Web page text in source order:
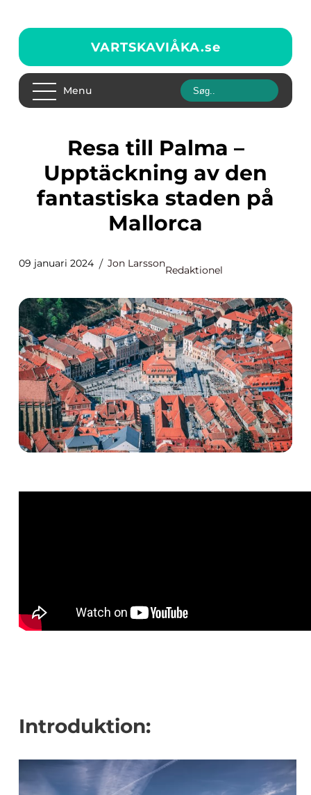
VARTSKAVIÅKA.se
Menu
Resa till Palma –
Upptäckning av den
fantastiska staden på
Mallorca
09 januari 2024 Jon Larsson
Redaktionel
Introduktion: